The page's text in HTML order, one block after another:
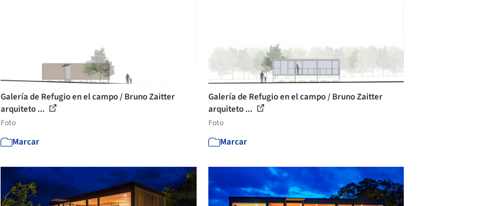
Galería de Refugio en el campo / Bruno Zaitter
arquiteto ...
Foto
Marcar
Galería de Refugio en el campo / Bruno Zaitter
arquiteto ...
Foto
Marcar